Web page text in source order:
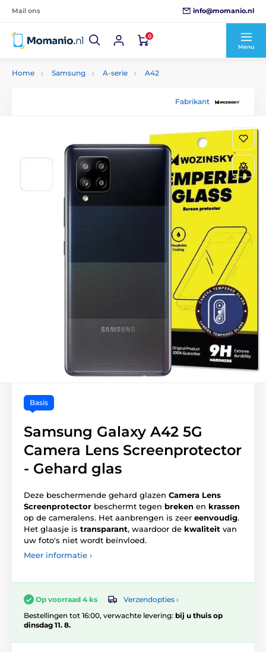
Mail ons info@momanio.nl
0
Menu
Home Samsung A-serie A42
Fabrikant
Basis
Samsung Galaxy A42 5G
Camera Lens Screenprotector
- Gehard glas
Deze beschermende gehard glazen Camera Lens
Screenprotector beschermt tegen breken en krassen
op de cameralens. Het aanbrengen is zeer eenvoudig.
Het glaasje is transparant, waardoor de kwaliteit van
uw foto's niet wordt beïnvloed.
Meer informatie ›
Op voorraad 4 ks
Verzendopties ›
Bestellingen tot 16:00, verwachte levering: bij u thuis op
dinsdag 11. 8.